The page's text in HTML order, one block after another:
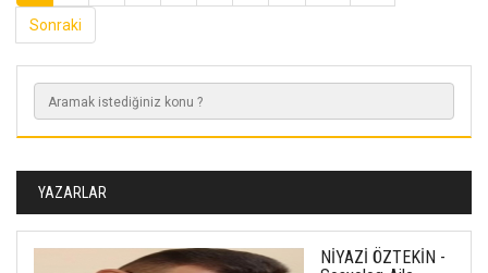
Sonraki
YAZARLAR
NİYAZİ ÖZTEKİN -